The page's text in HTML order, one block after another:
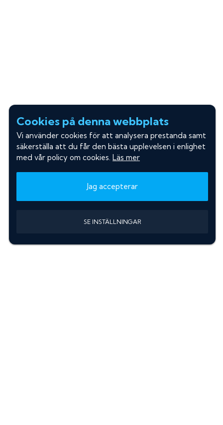
Cookies på denna webbplats
Vi använder cookies för att analysera prestanda samt
säkerställa att du får den bästa upplevelsen i enlighet
med vår policy om cookies. Läs mer
Jag accepterar
SE INSTÄLLNINGAR